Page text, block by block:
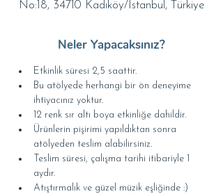
No:18, 34710 Kadıköy/İstanbul, Türkiye
Neler Yapacaksınız?
Etkinlik süresi 2,5 saattir.
Bu atölyede herhangi bir ön deneyime
ihtiyacınız yoktur.
12 renk sır altı boya etkinliğe dahildir.
Ürünlerin pişirimi yapıldıktan sonra
atölyeden teslim alabilirsiniz.
Teslim süresi, çalışma tarihi itibariyle 1
aydır.
Atıştırmalık ve güzel müzik eşliğinde :)